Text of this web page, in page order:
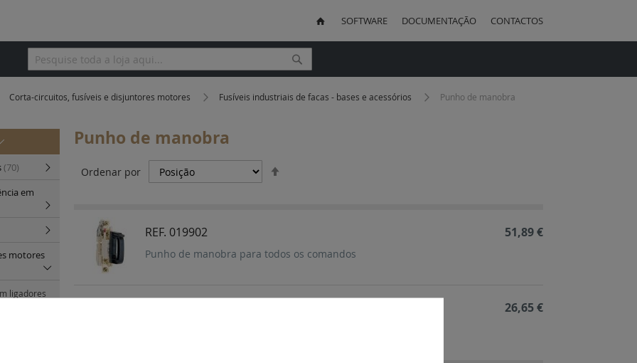
SOFTWARE DOCUMENTAÇÃO CONTACTOS
Pesquisa Pesquisa
Corta-circuitos, fusíveis e disjuntores motores Fusíveis industriais de facas - bases e acessórios Punho de manobra
Punho de manobra
Ordenar por
REF. 019902
Punho de manobra para todos os comandos
51,89 €
26,65 €
(70)
em
motores
ligadores
calha